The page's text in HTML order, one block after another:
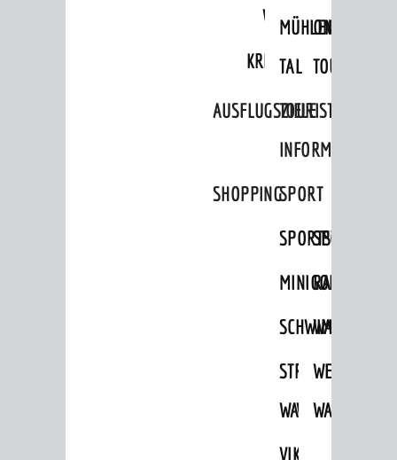
WEINHEIM
KRIEGERDENKMAL
MÜHLEN-
TAL
ON
TOUR
AUSFLUGSZIELE
TOURIST
INFORMATION
SHOPPINGSPORT
SPORTSTÄTTEN
MINIGOLFRADFAHREN
SCHWIMMEN
STRANDBAD
WAIDSEE
TSG
VIKTOR-
WANDERN
WEINHEIMER